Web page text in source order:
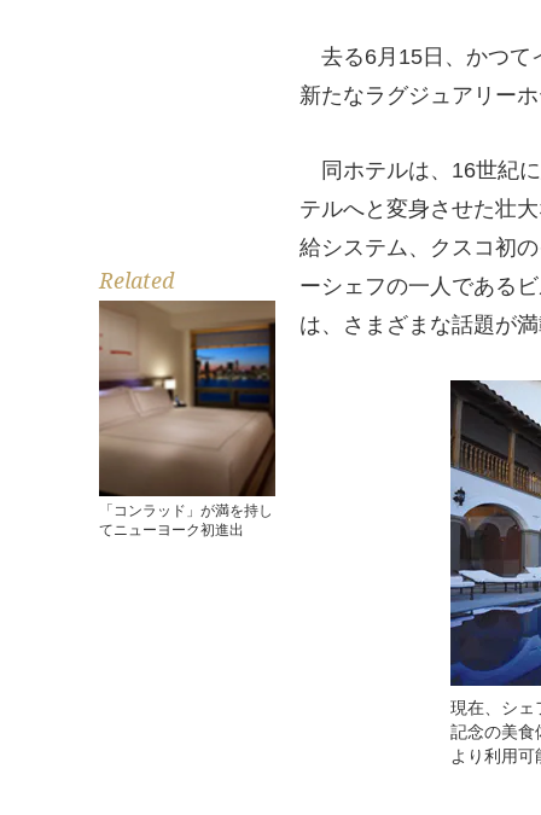
Related
「コンラッド」が満を持し
てニューヨーク初進出
去る6月15日、かつて
新たなラグジュアリー
同ホテルは、16世紀
テルへと変身させた壮
給システム、クスコ初
ーシェフの一人である
は、さまざまな話題が
現在、シェ
記念の美食
より利用